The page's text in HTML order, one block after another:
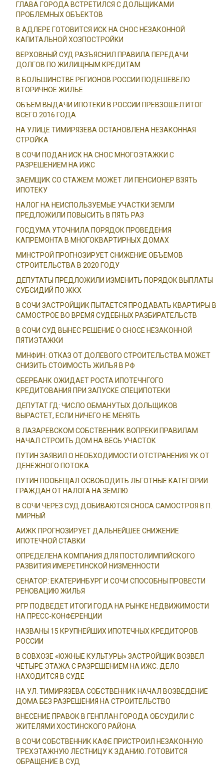
ГЛАВА ГОРОДА ВСТРЕТИЛСЯ С ДОЛЬЩИКАМИ
ПРОБЛЕМНЫХ ОБЪЕКТОВ
В АДЛЕРЕ ГОТОВИТСЯ ИСК НА СНОС НЕЗАКОННОЙ
КАПИТАЛЬНОЙ ХОЗПОСТРОЙКИ
ВЕРХОВНЫЙ СУД РАЗЪЯСНИЛ ПРАВИЛА ПЕРЕДАЧИ
ДОЛГОВ ПО ЖИЛИЩНЫМ КРЕДИТАМ
В БОЛЬШИНСТВЕ РЕГИОНОВ РОССИИ ПОДЕШЕВЕЛО
ВТОРИЧНОЕ ЖИЛЬЕ
ОБЪЕМ ВЫДАЧИ ИПОТЕКИ В РОССИИ ПРЕВЗОШЕЛ ИТОГ
ВСЕГО 2016 ГОДА
НА УЛИЦЕ ТИМИРЯЗЕВА ОСТАНОВЛЕНА НЕЗАКОННАЯ
СТРОЙКА
В СОЧИ ПОДАН ИСК НА СНОС МНОГОЭТАЖКИ С
РАЗРЕШЕНИЕМ НА ИЖС
ЗАЕМЩИК СО СТАЖЕМ: МОЖЕТ ЛИ ПЕНСИОНЕР ВЗЯТЬ
ИПОТЕКУ
НАЛОГ НА НЕИСПОЛЬЗУЕМЫЕ УЧАСТКИ ЗЕМЛИ
ПРЕДЛОЖИЛИ ПОВЫСИТЬ В ПЯТЬ РАЗ
ГОСДУМА УТОЧНИЛА ПОРЯДОК ПРОВЕДЕНИЯ
КАПРЕМОНТА В МНОГОКВАРТИРНЫХ ДОМАХ
МИНСТРОЙ ПРОГНОЗИРУЕТ СНИЖЕНИЕ ОБЪЕМОВ
СТРОИТЕЛЬСТВА В 2020 ГОДУ
ДЕПУТАТЫ ПРЕДЛОЖИЛИ ИЗМЕНИТЬ ПОРЯДОК ВЫПЛАТЫ
СУБСИДИЙ ПО ЖКХ
В СОЧИ ЗАСТРОЙЩИК ПЫТАЕТСЯ ПРОДАВАТЬ КВАРТИРЫ В
САМОСТРОЕ ВО ВРЕМЯ СУДЕБНЫХ РАЗБИРАТЕЛЬСТВ
В СОЧИ СУД ВЫНЕС РЕШЕНИЕ О СНОСЕ НЕЗАКОННОЙ
ПЯТИЭТАЖКИ
МИНФИН: ОТКАЗ ОТ ДОЛЕВОГО СТРОИТЕЛЬСТВА МОЖЕТ
СНИЗИТЬ СТОИМОСТЬ ЖИЛЬЯ В РФ
СБЕРБАНК ОЖИДАЕТ РОСТА ИПОТЕЧНГОГО
КРЕДИТОВАНИЯ ПРИ ЗАПУСКЕ СПЕЦИПОТЕКИ
ДЕПУТАТ ГД: ЧИСЛО ОБМАНУТЫХ ДОЛЬЩИКОВ
ВЫРАСТЕТ, ЕСЛИ НИЧЕГО НЕ МЕНЯТЬ
В ЛАЗАРЕВСКОМ СОБСТВЕННИК ВОПРЕКИ ПРАВИЛАМ
НАЧАЛ СТРОИТЬ ДОМ НА ВЕСЬ УЧАСТОК
ПУТИН ЗАЯВИЛ О НЕОБХОДИМОСТИ ОТСТРАНЕНИЯ УК ОТ
ДЕНЕЖНОГО ПОТОКА
ПУТИН ПООБЕЩАЛ ОСВОБОДИТЬ ЛЬГОТНЫЕ КАТЕГОРИИ
ГРАЖДАН ОТ НАЛОГА НА ЗЕМЛЮ
В СОЧИ ЧЕРЕЗ СУД ДОБИВАЮТСЯ СНОСА САМОСТРОЯ В П.
МИРНЫЙ
АИЖК ПРОГНОЗИРУЕТ ДАЛЬНЕЙШЕЕ СНИЖЕНИЕ
ИПОТЕЧНОЙ СТАВКИ
ОПРЕДЕЛЕНА КОМПАНИЯ ДЛЯ ПОСТОЛИМПИЙСКОГО
РАЗВИТИЯ ИМЕРЕТИНСКОЙ НИЗМЕННОСТИ
СЕНАТОР: ЕКАТЕРИНБУРГ И СОЧИ СПОСОБНЫ ПРОВЕСТИ
РЕНОВАЦИЮ ЖИЛЬЯ
РГР ПОДВЕДЕТ ИТОГИ ГОДА НА РЫНКЕ НЕДВИЖИМОСТИ
НА ПРЕСС-КОНФЕРЕНЦИИ
НАЗВАНЫ 15 КРУПНЕЙШИХ ИПОТЕЧНЫХ КРЕДИТОРОВ
РОССИИ
В СОВХОЗЕ «ЮЖНЫЕ КУЛЬТУРЫ» ЗАСТРОЙЩИК ВОЗВЕЛ
ЧЕТЫРЕ ЭТАЖА С РАЗРЕШЕНИЕМ НА ИЖС. ДЕЛО
НАХОДИТСЯ В СУДЕ
НА УЛ. ТИМИРЯЗЕВА СОБСТВЕННИК НАЧАЛ ВОЗВЕДЕНИЕ
ДОМА БЕЗ РАЗРЕШЕНИЯ НА СТРОИТЕЛЬСТВО
ВНЕСЕНИЕ ПРАВОК В ГЕНПЛАН ГОРОДА ОБСУДИЛИ С
ЖИТЕЛЯМИ ХОСТИНСКОГО РАЙОНА
В СОЧИ СОБСТВЕННИК КАФЕ ПРИСТРОИЛ НЕЗАКОННУЮ
ТРЕХЭТАЖНУЮ ЛЕСТНИЦУ К ЗДАНИЮ. ГОТОВИТСЯ
ОБРАЩЕНИЕ В СУД